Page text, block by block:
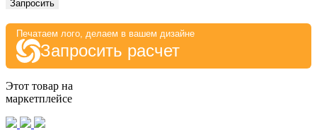
Запросить
Печатаем лого, делаем в вашем дизайне
Запросить расчет
Этот товар на
маркетплейсе